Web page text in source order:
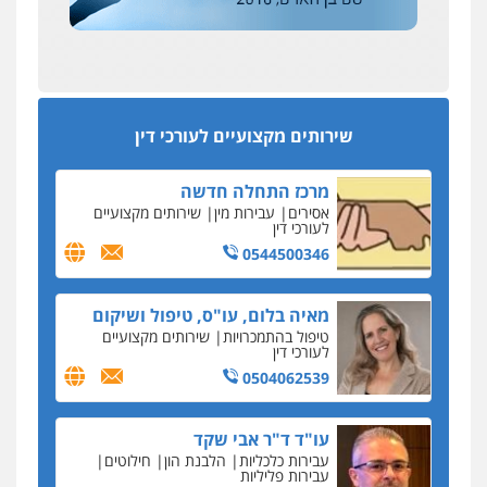
שירותים מקצועיים לעורכי דין
0522508109
מקצועיים לעורכי דין
מרכז התחלה חדשה
אסירים עבירות מין שירותים מקצועיים
לעורכי דין
0544500346
מאיה בלום, עו"ס, טיפול ושיקום
טיפול בהתמכרויות שירותים מקצועיים
לעורכי דין
0504062539
עו"ד ד"ר אבי שקד
עבירות כלכליות הלבנת הון חילוטים
עבירות פליליות
עסקה חמה
כתב האישום נגד עו"ד עידן דביר: האונס והמחירון
לאקטים מיניים
כתב אישום: יו"ר ש"ס לשעבר בחיפה וסינדיקאט
ההלוואות של משפחת הרינג
הפרקליטות: הרב נתנאל חייק ואביו הרב אריה חייק
שמשו אנשי
החשוד ברצח עו"ד ארבל פלדמן טען לרקע נפשי
ושתק בחקירתו
בבית המשפט התברר כי לחשוד, אחמד אלרג'וב
מרמלה, לא נערכה
יחסי עו"ד לקוח
עורכת דין נעצרה בחשד להעברת סם לנאשם בכלא
השרון